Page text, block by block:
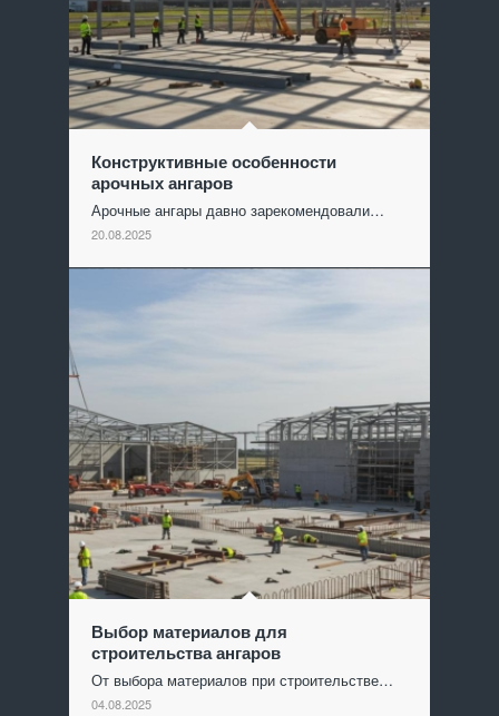
Конструктивные особенности
арочных ангаров
Арочные ангары давно зарекомендовали…
20.08.2025
Выбор материалов для
строительства ангаров
От выбора материалов при строительстве…
04.08.2025